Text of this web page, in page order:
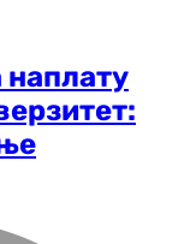
наплату